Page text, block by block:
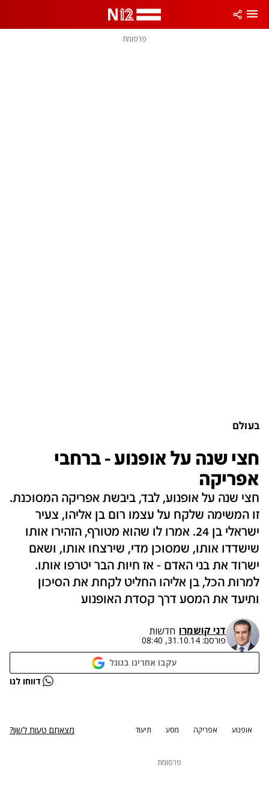
פרסומת
בעולם
חצי שנה על אופנוע - ברחבי
אפריקה
חצי שנה על אופנוע, לבד, ביבשת אפריקה המסוכנת.
זו המשימה שלקח על עצמו רום בן אליהו, צעיר
ישראלי בן 24. אמרו לו שהוא מטורף, הזהירו אותו
שישדדו אותו, שמסוכן מדי, שירצחו אותו, ושאם
ישרוד את בני האדם - אז חיות הבר יטרפו אותו.
למרות הכל, בן אליהו החליט לקחת את הסיכון
ותיעד את המסע דרך קסדת האופנוע
דני קושמרו חדשות
פורסם: 31.10.14, 08:40
עקבו אחרינו בגוגל
נתקלנו בבעיה דווחו לנו
אופנוע אפריקה מסע תיעוד מצאתם טעות לשון?
פרסומת